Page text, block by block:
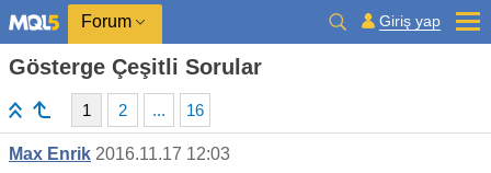
Forum Giriş yap
Gösterge Çeşitli Sorular
1 2 ... 16
Max Enrik 2016.11.17 12:03